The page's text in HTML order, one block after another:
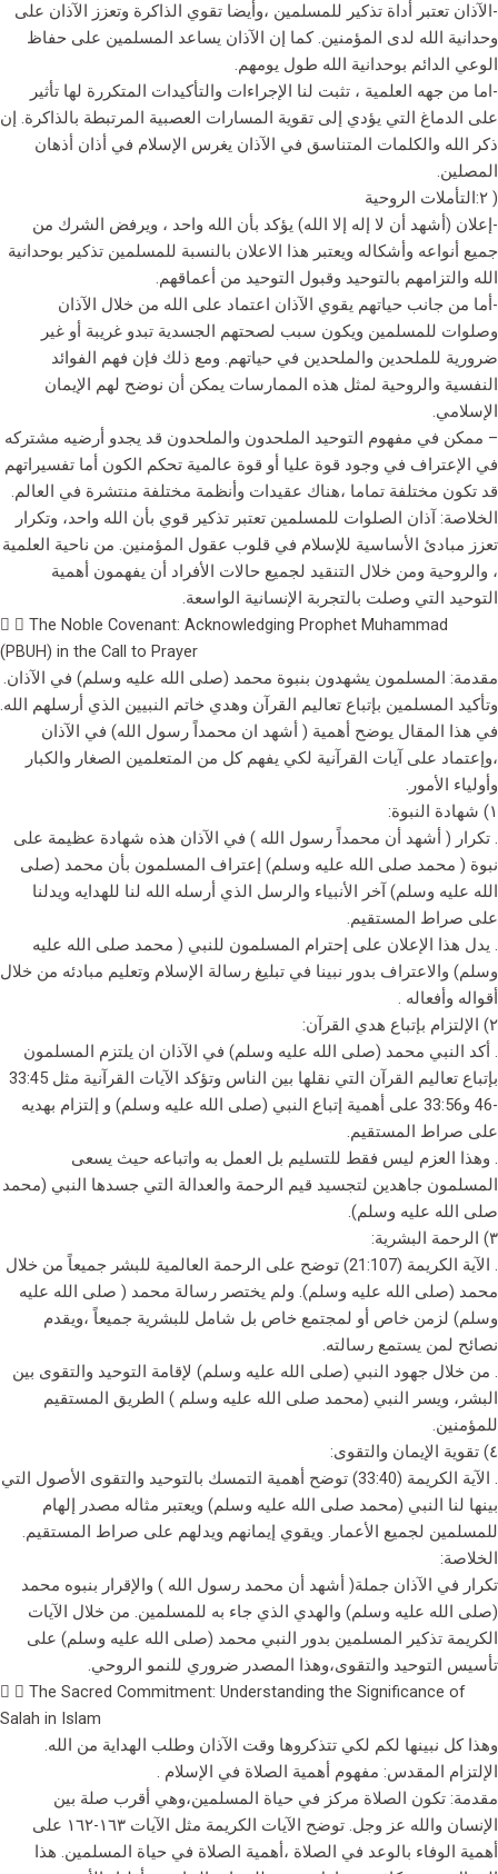
-الآذان تعتبر أداة تذكير للمسلمين ،وأيضا تقوي الذاكرة وتعزز الآذان على
وحدانية الله لدى المؤمنين. كما إن الآذان يساعد المسلمين على حفاظ
الوعي الدائم بوحدانية الله طول يومهم.
-اما من جهه العلمية ، تثبت لنا الإجراءات والتأكيدات المتكررة لها تأثير
على الدماغ التي يؤدي إلى تقوية المسارات العصبية المرتبطة بالذاكرة. إن
ذكر الله والكلمات المتناسق في الآذان يغرس الإسلام في أذان أذهان
المصلين.
( ٢:التأملات الروحية
-إعلان (أشهد أن لا إله إلا الله) يؤكد بأن الله واحد ، ويرفض الشرك من
جميع أنواعه وأشكاله ويعتبر هذا الاعلان بالنسبة للمسلمين تذكير بوحدانية
الله والتزامهم بالتوحيد وقبول التوحيد من أعماقهم.
-أما من جانب حياتهم يقوي الآذان اعتماد على الله من خلال الآذان
وصلوات للمسلمين ويكون سبب لصحتهم الجسدية تبدو غريبة أو غير
ضرورية للملحدين والملحدين في حياتهم. ومع ذلك فإن فهم الفوائد
النفسية والروحية لمثل هذه الممارسات يمكن أن نوضح لهم الإيمان
الإسلامي.
– ممكن في مفهوم التوحيد الملحدون والملحدون قد يجدو أرضيه مشتركه
في الإعتراف في وجود قوة عليا أو قوة عالمية تحكم الكون أما تفسيراتهم
قد تكون مختلفة تماما ،هناك عقيدات وأنظمة مختلفة منتشرة في العالم.
الخلاصة: آذان الصلوات للمسلمين تعتبر تذكير قوي بأن الله واحد، وتكرار
تعزز مبادئ الأساسية للإسلام في قلوب عقول المؤمنين. من ناحية العلمية
، والروحية ومن خلال التنقيد لجميع حالات الأفراد أن يفهمون أهمية
التوحيد التي وصلت بالتجربة الإنسانية الواسعة.
The Noble Covenant: Acknowledging Prophet Muhammad
(PBUH) in the Call to Prayer
مقدمة: المسلمون يشهدون بنبوة محمد (صلى الله عليه وسلم) في الآذان.
وتأكيد المسلمين بإتباع تعاليم القرآن وهدي خاتم النبيين الذي أرسلهم الله.
في هذا المقال يوضح أهمية ( أشهد ان محمداً رسول الله) في الآذان
،وإعتماد على آيات القرآنية لكي يفهم كل من المتعلمين الصغار والكبار
وأولياء الأمور.
١) شهادة النبوة:
. تكرار ( أشهد أن محمداً رسول الله ) في الآذان هذه شهادة عظيمة على
نبوة ( محمد صلى الله عليه وسلم) إعتراف المسلمون بأن محمد (صلى
الله عليه وسلم) آخر الأنبياء والرسل الذي أرسله الله لنا للهدايه ويدلنا
على صراط المستقيم.
. يدل هذا الإعلان على إحترام المسلمون للنبي ( محمد صلى الله عليه
وسلم) والاعتراف بدور نبينا في تبليغ رسالة الإسلام وتعليم مبادئه من خلال
أقواله وأفعاله .
٢) الإلتزام بإتباع هدي القرآن:
. أكد النبي محمد (صلى الله عليه وسلم) في الآذان ان يلتزم المسلمون
بإتباع تعاليم القرآن التي نقلها بين الناس وتؤكد الآيات القرآنية مثل 33:45
-46 و33:56 على أهمية إتباع النبي (صلى الله عليه وسلم) و إلتزام بهديه
على صراط المستقيم.
. وهذا العزم ليس فقط للتسليم بل العمل به واتباعه حيث يسعى
المسلمون جاهدين لتجسيد قيم الرحمة والعدالة التي جسدها النبي (محمد
صلى الله عليه وسلم).
٣) الرحمة البشرية:
. الآية الكريمة (21:107) توضح على الرحمة العالمية للبشر جميعاً من خلال
محمد (صلى الله عليه وسلم). ولم يختصر رسالة محمد ( صلى الله عليه
وسلم) لزمن خاص أو لمجتمع خاص بل شامل للبشرية جميعاً ،ويقدم
نصائح لمن يستمع رسالته.
. من خلال جهود النبي (صلى الله عليه وسلم) لإقامة التوحيد والتقوى بين
البشر، ويسر النبي (محمد صلى الله عليه وسلم ) الطريق المستقيم
للمؤمنين.
٤) تقوية الإيمان والتقوى:
. الآية الكريمة (33:40) توضح أهمية التمسك بالتوحيد والتقوى الأصول التي
بينها لنا النبي (محمد صلى الله عليه وسلم) ويعتبر مثاله مصدر إلهام
للمسلمين لجميع الأعمار. ويقوي إيمانهم ويدلهم على صراط المستقيم.
الخلاصة:
تكرار في الآذان جملة( أشهد أن محمد رسول الله ) والإقرار بنبوه محمد
(صلى الله عليه وسلم) والهدي الذي جاء به للمسلمين. من خلال الآيات
الكريمة تذكير المسلمين بدور النبي محمد (صلى الله عليه وسلم) على
تأسيس التوحيد والتقوى،وهذا المصدر ضروري للنمو الروحي.
The Sacred Commitment: Understanding the Significance of
Salah in Islam
وهذا كل نبينها لكم لكي تتذكروها وقت الآذان وطلب الهداية من الله.
الإلتزام المقدس: مفهوم أهمية الصلاة في الإسلام .
مقدمة: تكون الصلاة مركز في حياة المسلمين،وهي أقرب صلة بين
الإنسان والله عز وجل. توضح الآيات الكريمة مثل الآيات ١٦٣-١٦٢ على
أهمية الوفاء بالوعد في الصلاة ،أهمية الصلاة في حياة المسلمين. هذا